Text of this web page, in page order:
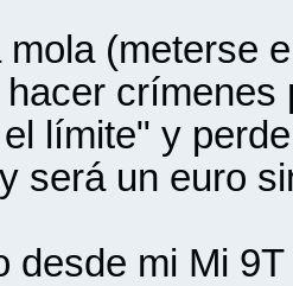
mola (meterse
límite" y
será un euro
desde mi Mi